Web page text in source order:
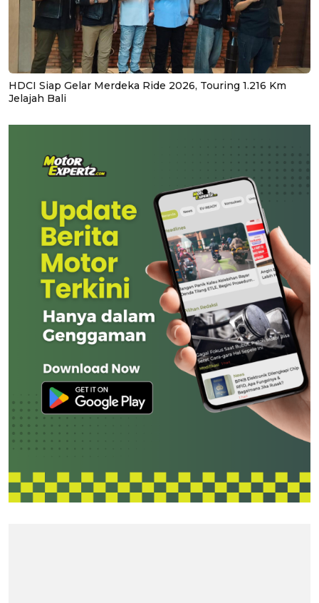
HDCI Siap Gelar Merdeka Ride 2026, Touring 1.216 Km
Jelajah Bali